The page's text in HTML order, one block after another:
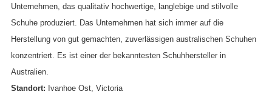
Unternehmen, das qualitativ hochwertige, langlebige und stilvolle
Schuhe produziert. Das Unternehmen hat sich immer auf die
Herstellung von gut gemachten, zuverlässigen australischen Schuhen
konzentriert. Es ist einer der bekanntesten Schuhhersteller in
Australien.
Standort: Ivanhoe Ost, Victoria